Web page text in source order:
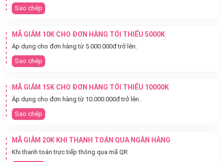
Sao chép
MÃ GIẢM 10K CHO ĐƠN HÀNG TỐI THIỂU 5000K
Áp dụng cho đơn hàng từ 5.000.000đ trở lên.
Sao chép
MÃ GIẢM 15K CHO ĐƠN HÀNG TỐI THIỂU 10000K
Áp dụng cho đơn hàng từ 10.000.000đ trở lên.
Sao chép
MÃ GIẢM 20K KHI THANH TOÁN QUA NGÂN HÀNG
Khi thanh toán trực tiếp thông qua mã QR